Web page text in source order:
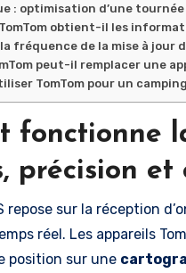
: optimisation d’une
obtient-il les
fréquence de la mise à jour
peut-il remplacer une
TomTom pour un
fonctionne
précision
repose sur la réception
réel. Les appareils
position sur une